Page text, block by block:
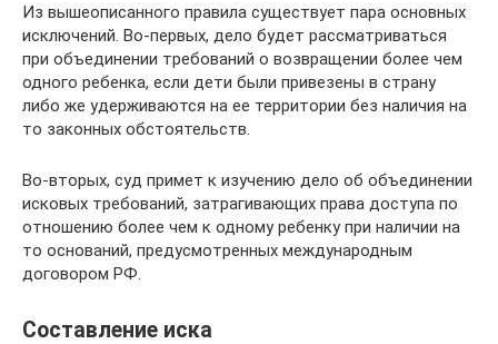
Из вышеописанного правила существует пара основных
исключений. Во-первых, дело будет рассматриваться
при объединении требований о возвращении более чем
одного ребенка, если дети были привезены в страну
либо же удерживаются на ее территории без наличия на
то законных обстоятельств.
Во-вторых, суд примет к изучению дело об объединении
исковых требований, затрагивающих права доступа по
отношению более чем к одному ребенку при наличии на
то оснований, предусмотренных международным
договором РФ.
Составление иска